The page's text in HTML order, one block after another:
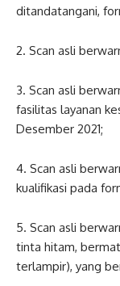
ditandatangani,
2. Scan asli
3. Scan asli
fasilitas layanan
Desember 2021;
4. Scan asli
kualifikasi pada
5. Scan asli
tinta hitam,
terlampir), yang